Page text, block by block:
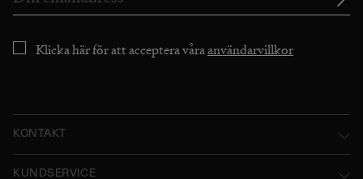
Klicka här för att acceptera våraanvändarvillkor
KONTAKT
KUNDSERVICE